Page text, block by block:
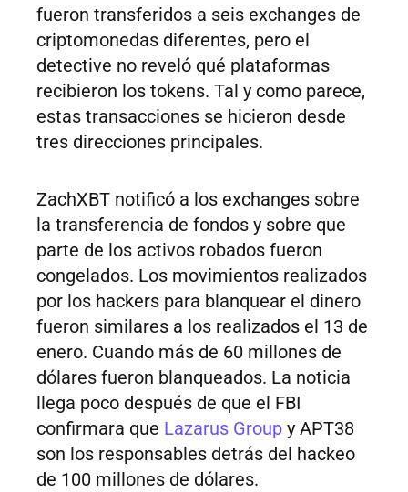
fueron transferidos a seis exchanges de
criptomonedas diferentes, pero el
detective no reveló qué plataformas
recibieron los tokens. Tal y como parece,
estas transacciones se hicieron desde
tres direcciones principales.
ZachXBT notificó a los exchanges sobre
la transferencia de fondos y sobre que
parte de los activos robados fueron
congelados. Los movimientos realizados
por los hackers para blanquear el dinero
fueron similares a los realizados el 13 de
enero. Cuando más de 60 millones de
dólares fueron blanqueados. La noticia
llega poco después de que el FBI
confirmara que Lazarus Group y APT38
son los responsables detrás del hackeo
de 100 millones de dólares.